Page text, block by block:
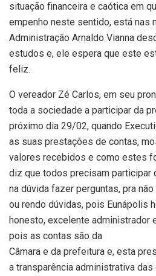
situação financeira e caótica em
empenho neste sentido, está nas
Administração Arnaldo Vianna
estudos e, ele espera que este
feliz.
O vereador Zé Carlos, em seu
toda a sociedade a participar da
próximo dia 29/02, quando
as suas prestações de contas,
valores recebidos e como estes
diz que todos precisam participar
na dúvida fazer perguntas, pra
ou rendo dúvidas, pois Eunápolis
honesto, excelente administrador
pois as contas são da
Câmara e da prefeitura e, esta
a transparência administrativa das